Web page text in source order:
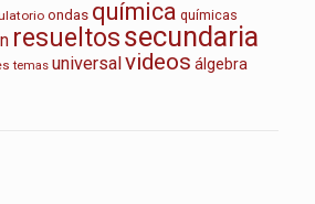
ondas química químicas
resueltossecundaria
temas universalvideos álgebra